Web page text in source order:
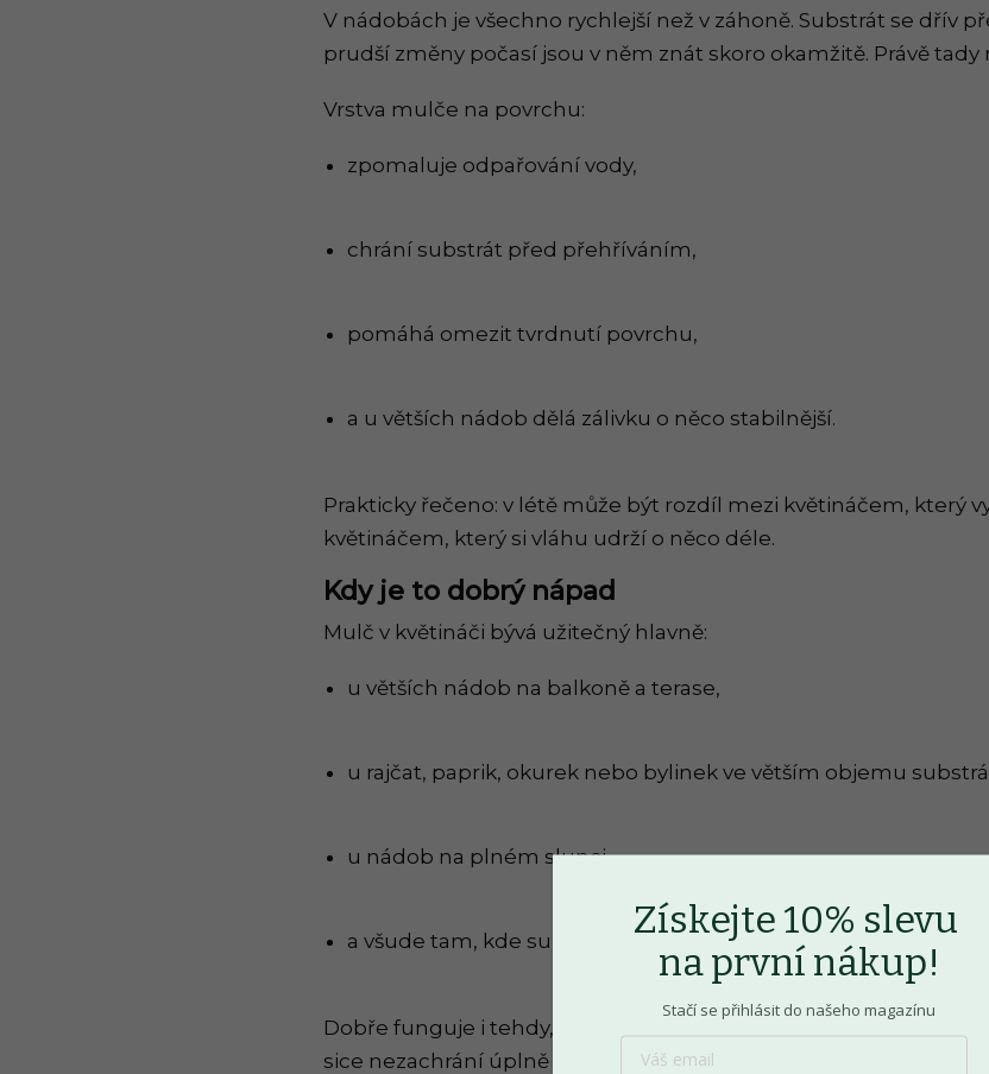
V nádobách je všechno rychlejší než v záhoně. Substrát se dřív
prudší změny počasí jsou v něm znát skoro okamžitě. Právě
Vrstva mulče na povrchu:
zpomaluje odpařování vody,
chrání substrát před přehříváním,
pomáhá omezit tvrdnutí povrchu,
a u větších nádob dělá zálivku o něco stabilnější.
Prakticky řečeno: v létě může být rozdíl mezi květináčem, který
květináčem, který si vláhu udrží o něco déle.
Kdy je to dobrý nápad
Mulč v květináči bývá užitečný hlavně:
u větších nádob na balkoně a terase,
u rajčat, paprik, okurek nebo bylinek ve větším objemu
u nádob na plném slunci,
a všude tam, kde substrát rychle přeschne a přehřívá se.
Dobře funguje i tehdy, když víte, že nebudete moci kontrolovat
sice nezachrání úplně zanedbaný režim, ale může trochu zmírnit
Získejte 10% slevu
na první nákup!
Stačí se přihlásit do našeho magazínu